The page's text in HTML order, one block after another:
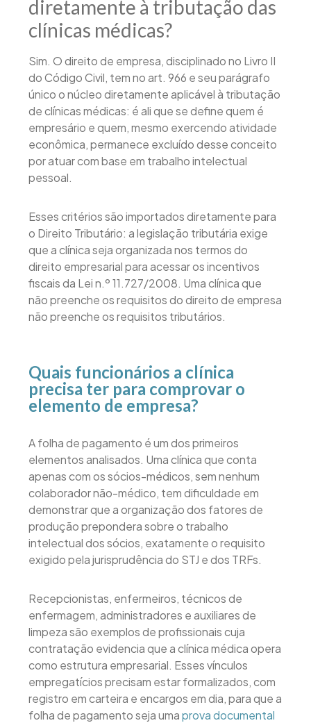
diretamente à tributação das
clínicas médicas?
Sim. O direito de empresa, disciplinado no Livro II
do Código Civil, tem no art. 966 e seu parágrafo
único o núcleo diretamente aplicável à tributação
de clínicas médicas: é ali que se define quem é
empresário e quem, mesmo exercendo atividade
econômica, permanece excluído desse conceito
por atuar com base em trabalho intelectual
pessoal.
Esses critérios são importados diretamente para
o Direito Tributário: a legislação tributária exige
que a clínica seja organizada nos termos do
direito empresarial para acessar os incentivos
fiscais da Lei n.º 11.727/2008. Uma clínica que
não preenche os requisitos do direito de empresa
não preenche os requisitos tributários.
Quais funcionários a clínica
precisa ter para comprovar o
elemento de empresa?
A folha de pagamento é um dos primeiros
elementos analisados. Uma clínica que conta
apenas com os sócios-médicos, sem nenhum
colaborador não-médico, tem dificuldade em
demonstrar que a organização dos fatores de
produção prepondera sobre o trabalho
intelectual dos sócios, exatamente o requisito
exigido pela jurisprudência do STJ e dos TRFs.
Recepcionistas, enfermeiros, técnicos de
enfermagem, administradores e auxiliares de
limpeza são exemplos de profissionais cuja
contratação evidencia que a clínica médica opera
como estrutura empresarial. Esses vínculos
empregatícios precisam estar formalizados, com
registro em carteira e encargos em dia, para que a
folha de pagamento seja umaprova documental